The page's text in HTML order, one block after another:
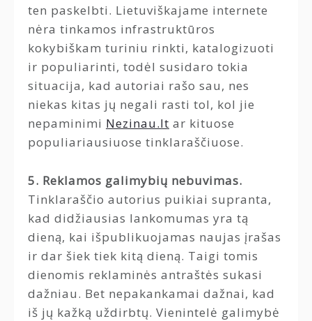
ten paskelbti. Lietuviškajame internete
nėra tinkamos infrastruktūros
kokybiškam turiniu rinkti, katalogizuoti
ir populiarinti, todėl susidaro tokia
situacija, kad autoriai rašo sau, nes
niekas kitas jų negali rasti tol, kol jie
nepaminimi Nezinau.lt ar kituose
populiariausiuose tinklaraščiuose.
5. Reklamos galimybių nebuvimas.
Tinklaraščio autorius puikiai supranta,
kad didžiausias lankomumas yra tą
dieną, kai išpublikuojamas naujas įrašas
ir dar šiek tiek kitą dieną. Taigi tomis
dienomis reklaminės antraštės sukasi
dažniau. Bet nepakankamai dažnai, kad
iš jų kažką uždirbtų. Vienintelė galimybė